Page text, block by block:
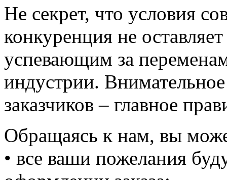
Не секрет, что условия
конкуренция не
успевающим за
индустрии.
заказчиков – главное
Обращаясь к нам, вы
• все ваши пожелания